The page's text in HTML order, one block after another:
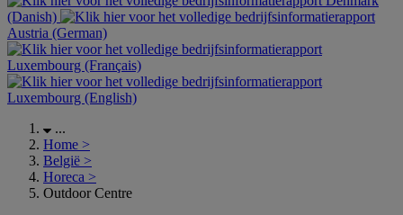
(Danish)
Austria (German)
Luxembourg (Français)
Luxembourg (English)
...
Home >
België >
Horeca >
Outdoor Centre